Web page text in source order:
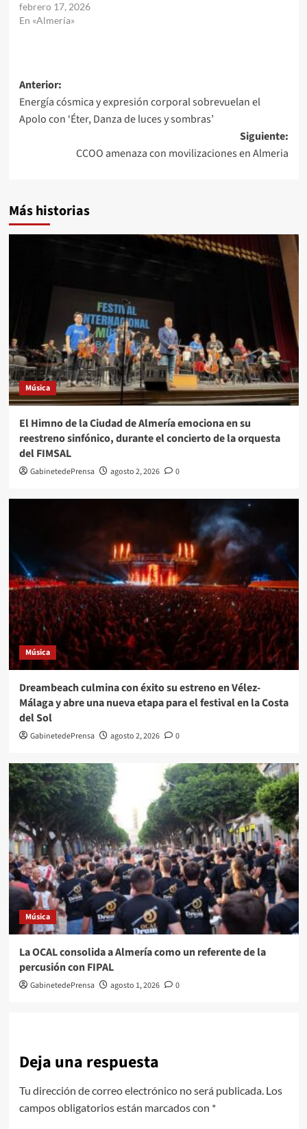
febrero 17, 2026
En «Almería»
Navegación
de
entradas
Anterior:
Energía cósmica y expresión corporal sobrevuelan el
Apolo con ‘Éter, Danza de luces y sombras’
Siguiente:
CCOO amenaza con movilizaciones en Almeria
Más historias
Música
El Himno de la Ciudad de Almería emociona en su
reestreno sinfónico, durante el concierto de la orquesta
del FIMSAL
GabinetedePrensa agosto 2, 2026 0
Música
Dreambeach culmina con éxito su estreno en Vélez-
Málaga y abre una nueva etapa para el festival en la Costa
del Sol
GabinetedePrensa agosto 2, 2026 0
Música
La OCAL consolida a Almería como un referente de la
percusión con FIPAL
GabinetedePrensa agosto 1, 2026 0
Deja una respuesta
Tu dirección de correo electrónico no será publicada. Los
campos obligatorios están marcados con *